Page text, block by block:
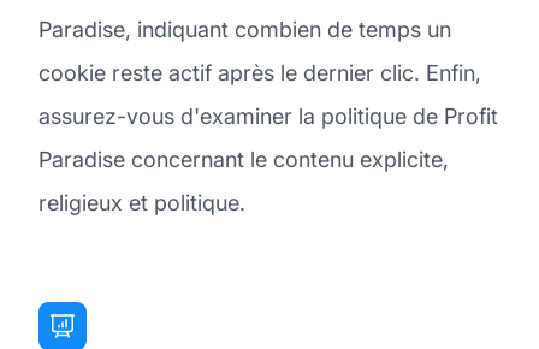
Paradise, indiquant combien de temps un
cookie reste actif après le dernier clic. Enfin,
assurez-vous d'examiner la politique de Profit
Paradise concernant le contenu explicite,
religieux et politique.